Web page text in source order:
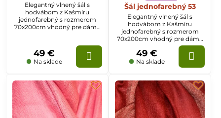
Elegantný vlnený šál s
hodvábom z Kašmíru
jednofarebný s rozmerom
70x200cm vhodný pre dámy
Na sklade
49 €
Šál jednofarebný 53
Elegantný vlnený šál s
hodvábom z Kašmíru
jednofarebný s rozmerom
70x200cm vhodný pre dámy
aj pánov. Na šále sú okraje
tkané v zlatej farbe.
Na sklade
49 €